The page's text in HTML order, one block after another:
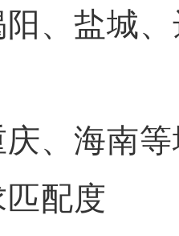
、盐城
海南等
配度